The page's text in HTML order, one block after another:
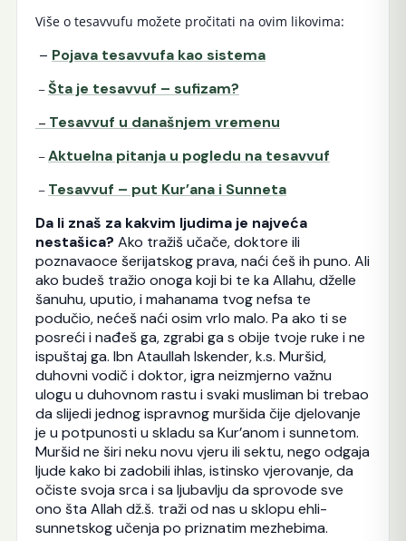
Više o tesavvufu možete pročitati na ovim likovima:
– Pojava tesavvufa kao sistema
–Šta je tesavvuf – sufizam?
– Tesavvuf u današnjem vremenu
–Aktuelna pitanja u pogledu na tesavvuf
– Tesavvuf – put Kur’ana i Sunneta
Da li znaš za kakvim ljudima je najveća
nestašica? Ako tražiš učače, doktore ili
poznavaoce šerijatskog prava, naći ćeš ih puno. Ali
ako budeš tražio onoga koji bi te ka Allahu, dželle
šanuhu, uputio, i mahanama tvog nefsa te
podučio, nećeš naći osim vrlo malo. Pa ako ti se
posreći i nađeš ga, zgrabi ga s obije tvoje ruke i ne
ispuštaj ga. Ibn Ataullah Iskender, k.s. Muršid,
duhovni vodič i doktor, igra neizmjerno važnu
ulogu u duhovnom rastu i svaki musliman bi trebao
da slijedi jednog ispravnog muršida čije djelovanje
je u potpunosti u skladu sa Kur’anom i sunnetom.
Muršid ne širi neku novu vjeru ili sektu, nego odgaja
ljude kako bi zadobili ihlas, istinsko vjerovanje, da
očiste svoja srca i sa ljubavlju da sprovode sve
ono šta Allah dž.š. traži od nas u sklopu ehli-
sunnetskog učenja po priznatim mezhebima.